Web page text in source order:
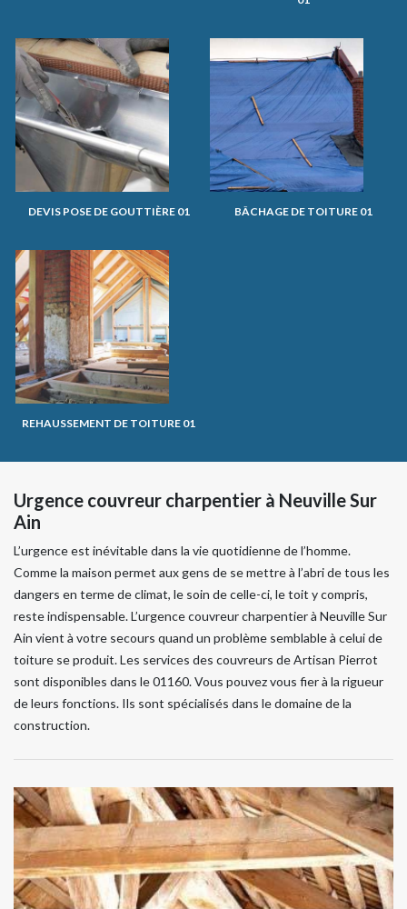
DEVIS POSE DE GOUTTIÈRE 01 BÂCHAGE DE TOITURE 01
REHAUSSEMENT DE TOITURE 01
Urgence couvreur charpentier à Neuville Sur
Ain
L’urgence est inévitable dans la vie quotidienne de l’homme.
Comme la maison permet aux gens de se mettre à l’abri de tous les
dangers en terme de climat, le soin de celle-ci, le toit y compris,
reste indispensable. L’urgence couvreur charpentier à Neuville Sur
Ain vient à votre secours quand un problème semblable à celui de
toiture se produit. Les services des couvreurs de Artisan Pierrot
sont disponibles dans le 01160. Vous pouvez vous fier à la rigueur
de leurs fonctions. Ils sont spécialisés dans le domaine de la
construction.